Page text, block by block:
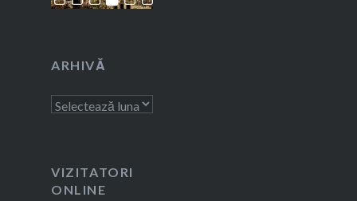
ARHIVĂ
Arhivă
VIZITATORI
ONLINE